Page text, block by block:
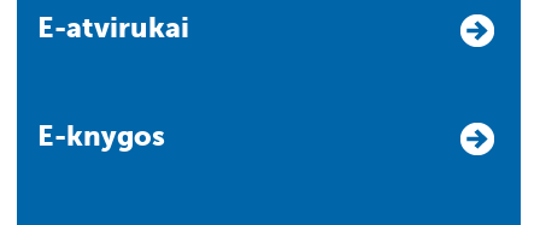
E-atvirukai
E-knygos